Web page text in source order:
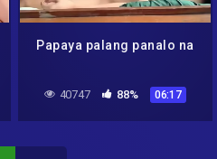
Papaya palang panalo na
40747 88% 06:17